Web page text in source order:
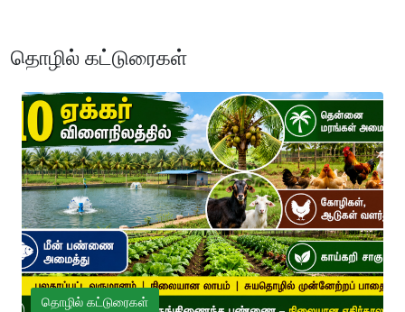
தொழில் கட்டுரைகள்
தொழில் கட்டுரைகள்